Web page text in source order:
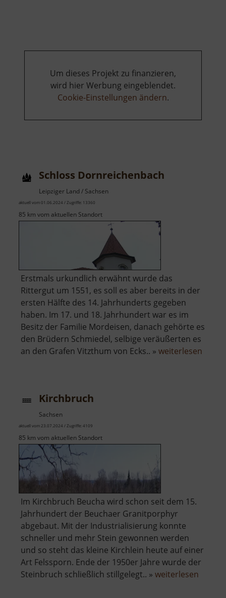
Um dieses Projekt zu finanzieren,
wird hier Werbung eingeblendet.
Cookie-Einstellungen ändern.
Schloss Dornreichenbach
Leipziger Land / Sachsen
aktuell vom 01.06.2024 / Zugriffe: 13360
85 km vom aktuellen Standort
Erstmals urkundlich erwähnt wurde das
Rittergut um 1551, es soll es aber bereits in der
ersten Hälfte des 14. Jahrhunderts gegeben
haben. Im 17. und 18. Jahrhundert war es im
Besitz der Familie Mordeisen, danach gehörte es
den Brüdern Schmiedel, selbige veräußerten es
an den Grafen Vitzthum von Ecks.. » weiterlesen
Kirchbruch
Sachsen
aktuell vom 23.07.2024 / Zugriffe: 4109
85 km vom aktuellen Standort
Im Kirchbruch Beucha wird schon seit dem 15.
Jahrhundert der Beuchaer Granitporphyr
abgebaut. Mit der Industrialisierung konnte
schneller und mehr Stein gewonnen werden
und so steht das kleine Kirchlein heute auf einer
Art Felssporn. Ende der 1950er Jahre wurde der
Steinbruch schließlich stillgelegt.. » weiterlesen